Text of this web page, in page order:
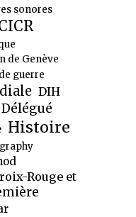
sonores
de Genève
guerre
DIH
Délégué
Histoire
Rouge et